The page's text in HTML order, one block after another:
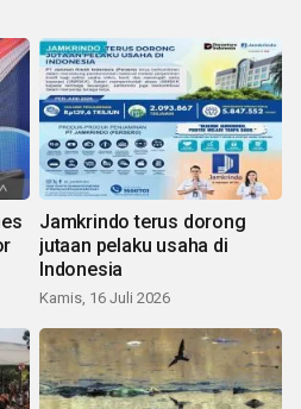
Jamkrindo terus dorong
jutaan pelaku usaha di
Indonesia
Kamis, 16 Juli 2026